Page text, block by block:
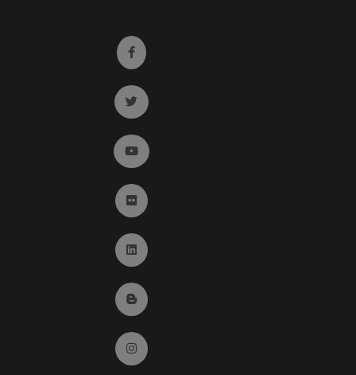
Ir a facebook (abre en ventana nueva)
Ir a twitter (abre en ventana nueva)
Ir a YouTube (abre en ventana nueva)
Ir a Flickr (abre en ventana nueva)
Ir a Linkedin (abre en ventana nueva)
Ir al Blog (abre en ventana nueva)
Ir a Instagram (abre en ventana nueva)